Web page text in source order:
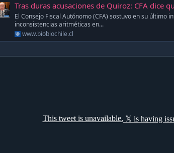
Tras duras acusaciones de Quiroz: CFA dice que cuadran
El Consejo Fiscal Autónomo (CFA) sostuvo en su último
inconsistencias aritméticas en...
www.biobiochile.cl